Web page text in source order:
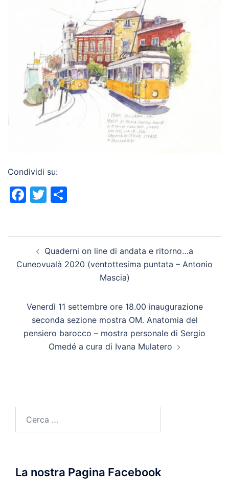
Condividi su:
Facebook
Twitter
articoloQuaderni on line di andata e ritorno…a
Cuneovualà 2020 (ventottesima puntata – Antonio
Mascia)
Venerdì 11 settembre ore 18.00 inaugurazione
seconda sezione mostra OM. Anatomia del
pensiero barocco – mostra personale di Sergio
Omedé a cura di Ivana Mulatero
per:
La nostra Pagina Facebook